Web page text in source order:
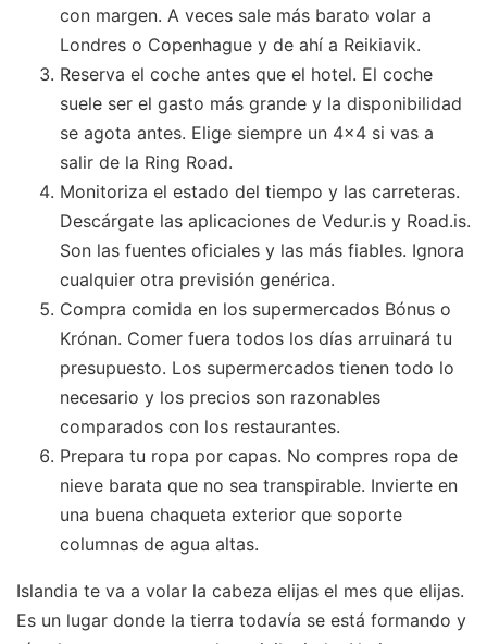
con margen. A veces sale más barato volar a
Londres o Copenhague y de ahí a Reikiavik.
Reserva el coche antes que el hotel. El coche
suele ser el gasto más grande y la disponibilidad
se agota antes. Elige siempre un 4x4 si vas a
salir de la Ring Road.
Monitoriza el estado del tiempo y las carreteras.
Descárgate las aplicaciones de Vedur.is y Road.is.
Son las fuentes oficiales y las más fiables. Ignora
cualquier otra previsión genérica.
Compra comida en los supermercados Bónus o
Krónan. Comer fuera todos los días arruinará tu
presupuesto. Los supermercados tienen todo lo
necesario y los precios son razonables
comparados con los restaurantes.
Prepara tu ropa por capas. No compres ropa de
nieve barata que no sea transpirable. Invierte en
una buena chaqueta exterior que soporte
columnas de agua altas.
Islandia te va a volar la cabeza elijas el mes que elijas.
Es un lugar donde la tierra todavía se está formando y